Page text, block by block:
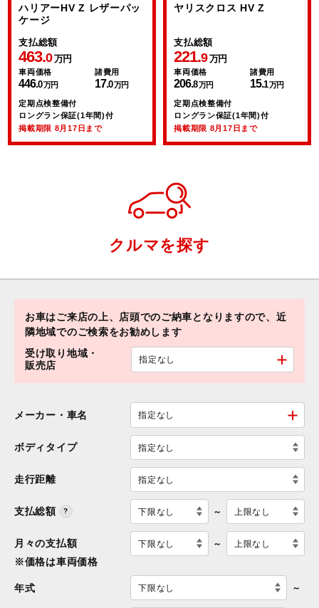
ハリアーHV Z レザーパッ
ケージ
支払総額
463.0万円
車両価格
446.0万円
諸費用
17.0万円
定期点検整備付
ロングラン保証(1年間)付
掲載期限 8月17日まで
ヤリスクロス HV Z
支払総額
221.9万円
車両価格
206.8万円
諸費用
15.1万円
定期点検整備付
ロングラン保証(1年間)付
掲載期限 8月17日まで
クルマを探す
お車はご来店の上、店頭でのご納車となりますので、 近
隣地域でのご検索をお勧めします
受け取り地域・
販売店
指定なし
メーカー・車名 指定なし
ボディタイプ 指定なし
走行距離 指定なし
支払総額 下限なし ～ 上限なし
月々の支払額 下限なし ～ 上限なし
※価格は車両価格
年式 下限なし ～